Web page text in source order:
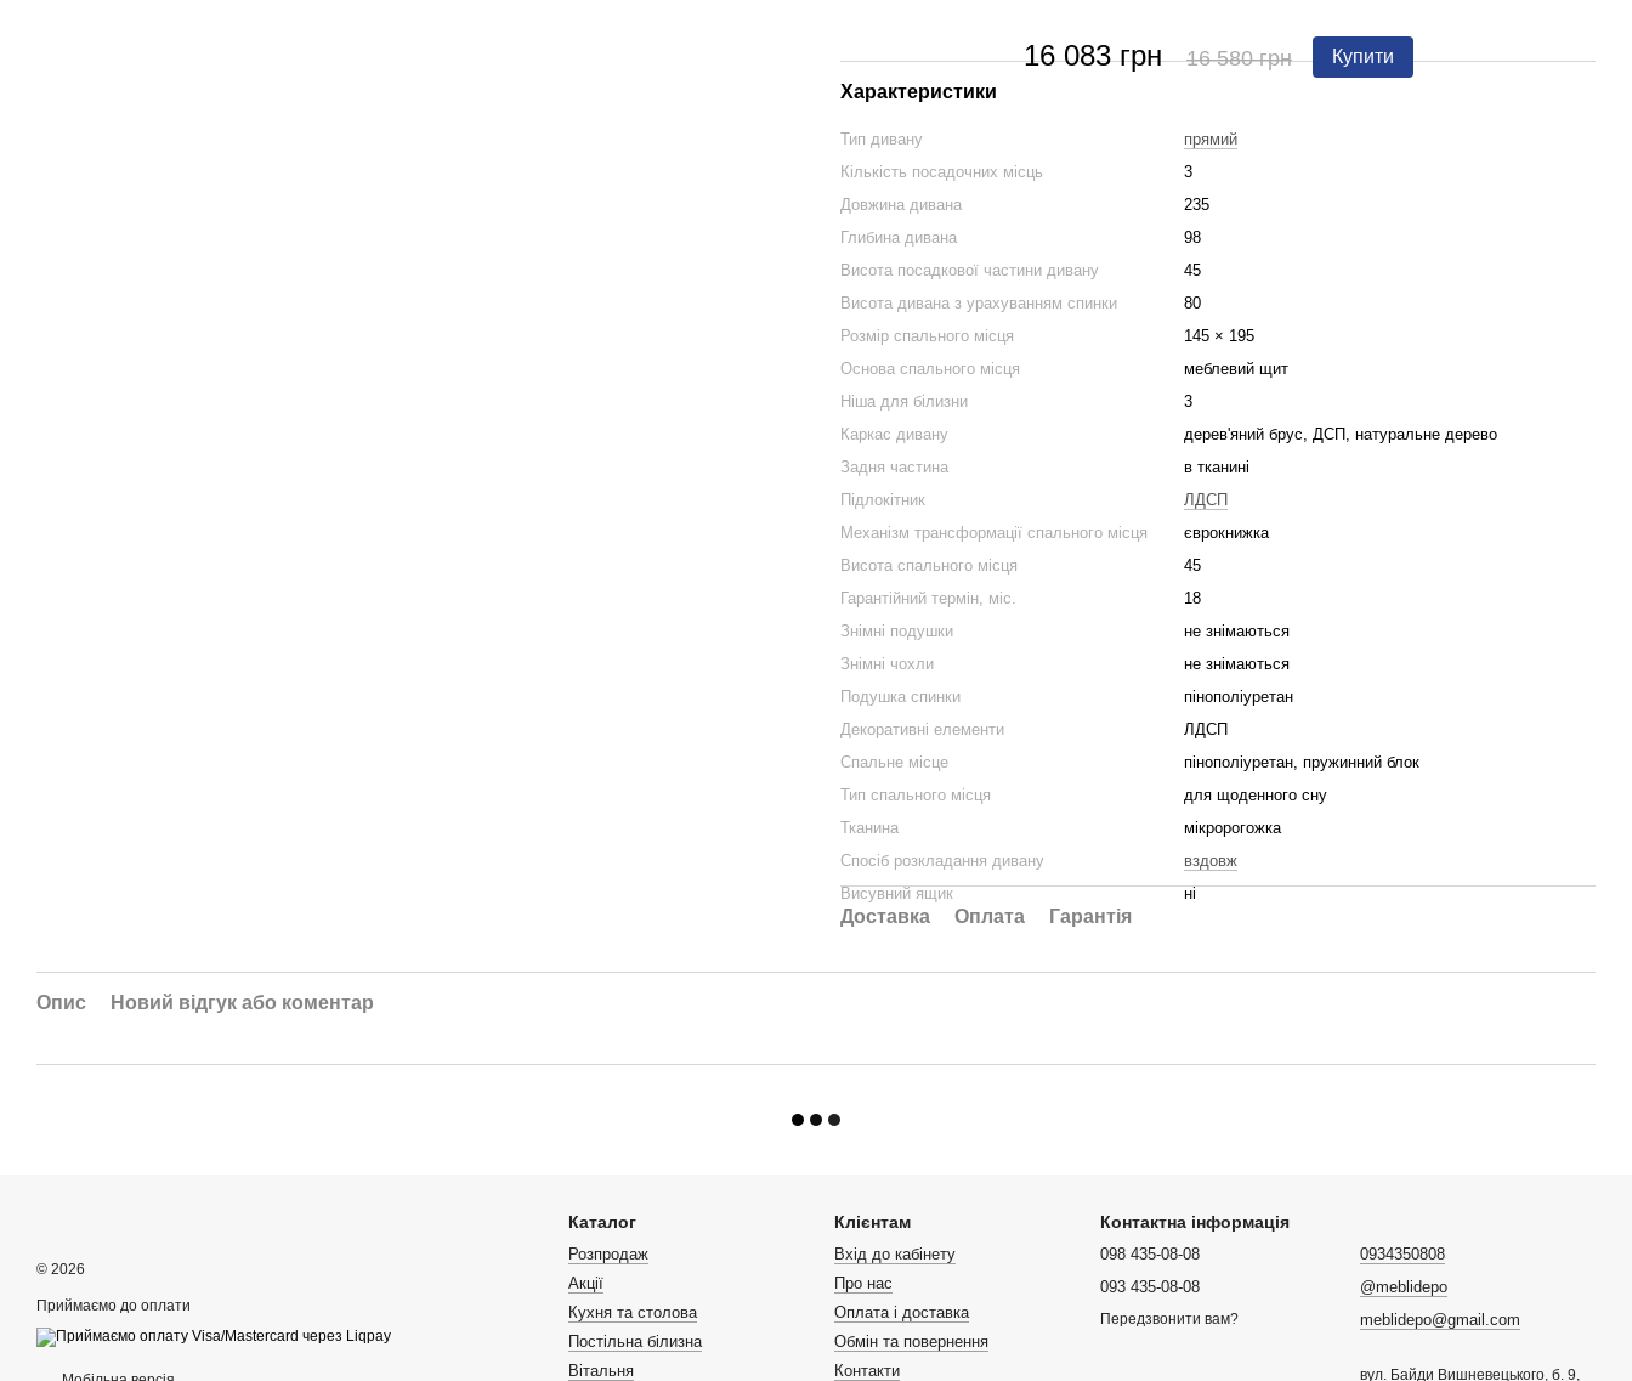
16 083 грн 16 580 грн
Купити
Характеристики
Тип дивану
прямий
Кількість посадочних місць
3
Довжина дивана
235
Глибина дивана
98
Висота посадкової частини дивану
45
Висота дивана з урахуванням спинки
80
Розмір спального місця
145 × 195
Основа спального місця
меблевий щит
Ніша для білизни
3
Каркас дивану
дерев'яний брус, ДСП, натуральне дерево
Задня частина
в тканині
Підлокітник
ЛДСП
Механізм трансформації спального місця
єврокнижка
Висота спального місця
45
Гарантійний термін, міс.
18
Знімні подушки
не знімаються
Знімні чохли
не знімаються
Подушка спинки
пінополіуретан
Декоративні елементи
ЛДСП
Спальне місце
пінополіуретан, пружинний блок
Тип спального місця
для щоденного сну
Тканина
мікророгожка
Спосіб розкладання дивану
вздовж
Висувний ящик
ні
Доставка Оплата Гарантія
Опис Новий відгук або коментар
© 2026
Приймаємо до оплати
Каталог
Розпродаж
Акції
Кухня та столова
Постільна білизна
Вітальня
Клієнтам
Вхід до кабінету
Про нас
Оплата і доставка
Обмін та повернення
Контакти
Контактна інформація
098 435-08-08
093 435-08-08
Передзвонити вам?
0934350808
@meblidepo
meblidepo@gmail.com
вул. Байди Вишневецького, б. 9,